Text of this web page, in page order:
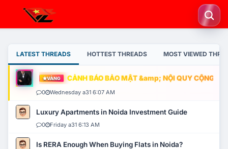
LATEST THREADS HOTTEST THREADS MOST VIEWED
VÀNG CẢNH BÁO BẢO MẬT &amp; NỘI QUY CỘNG
0 Wednesday a31 6:07 AM
Luxury Apartments in Noida Investment Guide
0 Friday a31 6:13 AM
Is RERA Enough When Buying Flats in Noida?